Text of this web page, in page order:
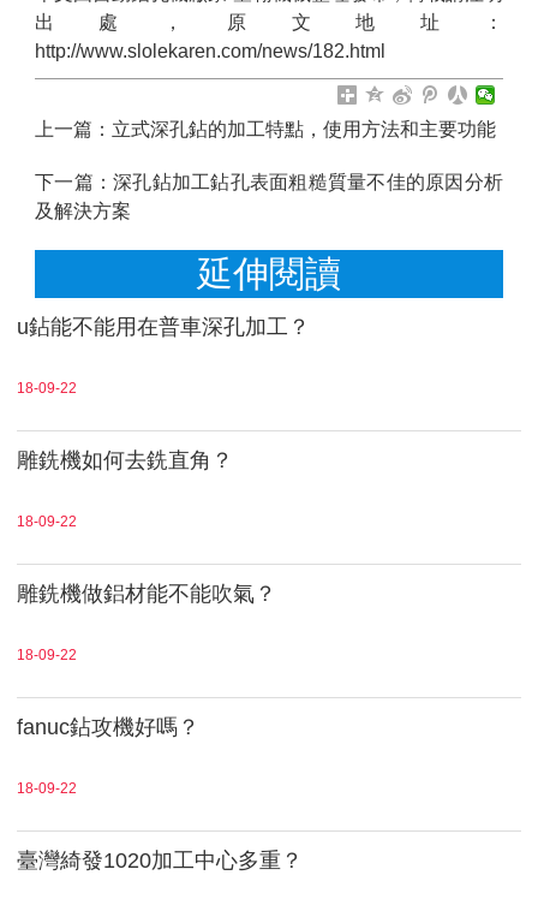
出處，原文地址：
http://www.slolekaren.com/news/182.html
上一篇： 立式深孔鉆的加工特點，使用方法和主要功能
下一篇：深孔鉆加工鉆孔表面粗糙質量不佳的原因分析
及解決方案
延伸閱讀
u鉆能不能用在普車深孔加工？
18-09-22
雕銑機如何去銑直角？
18-09-22
雕銑機做鋁材能不能吹氣？
18-09-22
fanuc鉆攻機好嗎？
18-09-22
臺灣綺發1020加工中心多重？